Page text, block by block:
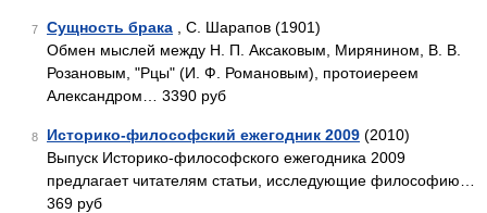
7 Сущность брака , С. Шарапов (1901)
Обмен мыслей между Н. П. Аксаковым, Мирянином, В. В.
Розановым, "Рцы" (И. Ф. Романовым), протоиереем
Александром… 3390 руб
8 Историко-философский ежегодник 2009 (2010)
Выпуск Историко-философского ежегодника 2009
предлагает читателям статьи, исследующие философию…
369 руб